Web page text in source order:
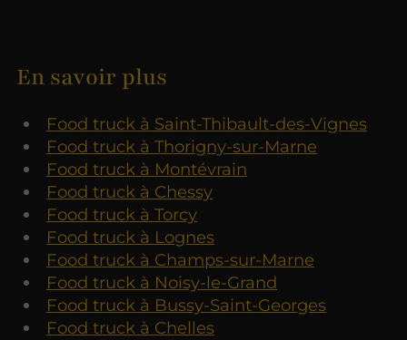
En savoir plus
Food truck à Saint-Thibault-des-Vignes
Food truck à Thorigny-sur-Marne
Food truck à Montévrain
Food truck à Chessy
Food truck à Torcy
Food truck à Lognes
Food truck à Champs-sur-Marne
Food truck à Noisy-le-Grand
Food truck à Bussy-Saint-Georges
Food truck à Chelles